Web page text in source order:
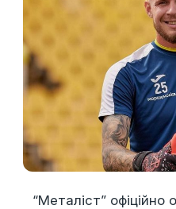
“Металіст” офіційно